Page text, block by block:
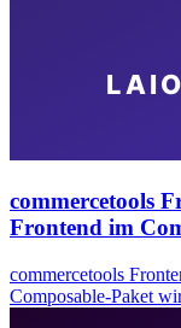
commercetools
Frontend im
commercetools
Composable-Paket